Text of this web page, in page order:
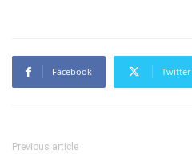
Facebook Twitter
Previous article